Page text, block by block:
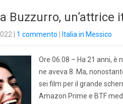
Buzzurro, un’attrice
1 commento Italia in Messico
Ore 06.08 – Ha 21 anni, è
ne aveva 8. Ma,
sei film per il grande
Amazon Prime e BTF